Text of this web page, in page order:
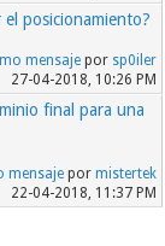
posicionamiento?
mensajepor sp0iler
27-04-2018, 10:26 PM
final para una
mensajepor mistertek
22-04-2018, 11:37 PM